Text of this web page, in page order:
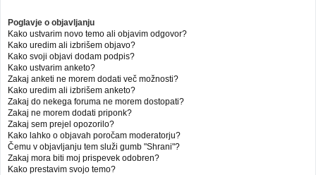
Poglavje o objavljanju
Kako ustvarim novo temo ali objavim odgovor?
Kako uredim ali izbrišem objavo?
Kako svoji objavi dodam podpis?
Kako ustvarim anketo?
Zakaj anketi ne morem dodati več možnosti?
Kako uredim ali izbrišem anketo?
Zakaj do nekega foruma ne morem dostopati?
Zakaj ne morem dodati priponk?
Zakaj sem prejel opozorilo?
Kako lahko o objavah poročam moderatorju?
Čemu v objavljanju tem služi gumb "Shrani"?
Zakaj mora biti moj prispevek odobren?
Kako prestavim svojo temo?